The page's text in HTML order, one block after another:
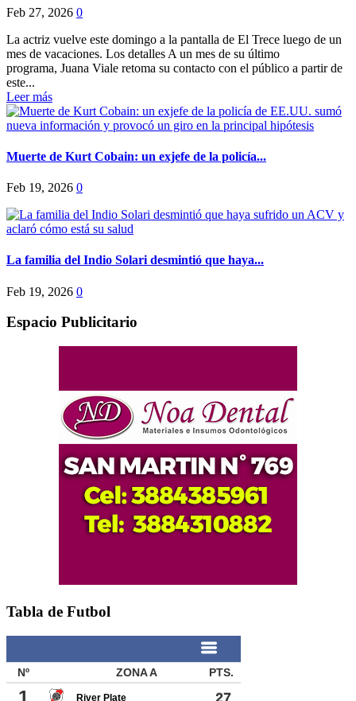
Feb 27, 2026 0
La actriz vuelve este domingo a la pantalla de El Trece luego de un
mes de vacaciones. Los detalles A un mes de su último
programa, Juana Viale retoma su contacto con el público a partir de
este...
Leer más
Muerte de Kurt Cobain: un exjefe de la policía...
Feb 19, 2026 0
La familia del Indio Solari desmintió que haya...
Feb 19, 2026 0
Espacio Publicitario
Tabla de Futbol